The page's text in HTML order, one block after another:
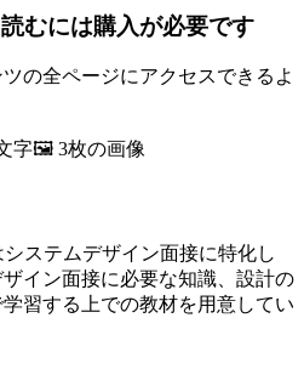
むには購入が必要です
の全ページにアクセスできるよ
字🖼️ 3枚の画像
システムデザイン面接に特化し
イン面接に必要な知識、設計の
習する上での教材を用意してい